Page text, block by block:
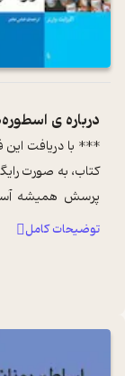
درباره ی
*** با دریافت این
کتاب، به صورت
پرسش همیشه
می‌آید، کاره ... ...توضیحات کامل